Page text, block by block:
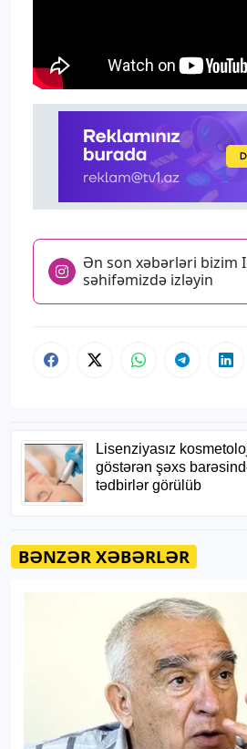
Ən son xəbərləri bizim
səhifəmizdə izləyin
BƏNZƏR XƏBƏRLƏR